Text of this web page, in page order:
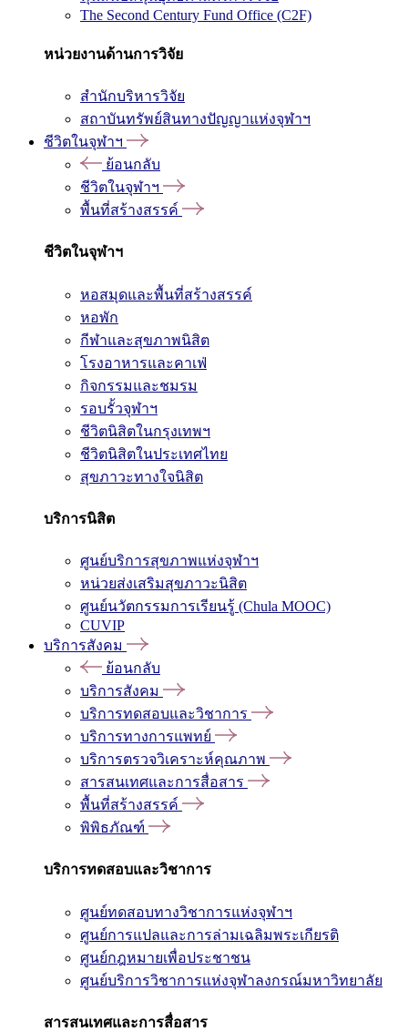
The Second Century Fund Office (C2F)
หน่วยงานด้านการวิจัย
สำนักบริหารวิจัย
สถาบันทรัพย์สินทางปัญญาแห่งจุฬาฯ
ชีวิตในจุฬาฯ
ย้อนกลับ
ชีวิตในจุฬาฯ
พื้นที่สร้างสรรค์
ชีวิตในจุฬาฯ
หอสมุดและพื้นที่สร้างสรรค์
หอพัก
กีฬาและสุขภาพนิสิต
โรงอาหารและคาเฟ่
กิจกรรมและชมรม
รอบรั้วจุฬาฯ
ชีวิตนิสิตในกรุงเทพฯ
ชีวิตนิสิตในประเทศไทย
สุขภาวะทางใจนิสิต
บริการนิสิต
ศูนย์บริการสุขภาพแห่งจุฬาฯ
หน่วยส่งเสริมสุขภาวะนิสิต
ศูนย์นวัตกรรมการเรียนรู้ (Chula MOOC)
CUVIP
บริการสังคม
ย้อนกลับ
บริการสังคม
บริการทดสอบและวิชาการ
บริการทางการแพทย์
บริการตรวจวิเคราะห์คุณภาพ
สารสนเทศและการสื่อสาร
พื้นที่สร้างสรรค์
พิพิธภัณฑ์
บริการทดสอบและวิชาการ
ศูนย์ทดสอบทางวิชาการแห่งจุฬาฯ
ศูนย์การแปลและการล่ามเฉลิมพระเกียรติ
ศูนย์กฎหมายเพื่อประชาชน
ศูนย์บริการวิชาการแห่งจุฬาลงกรณ์มหาวิทยาลัย
สารสนเทศและการสื่อสาร